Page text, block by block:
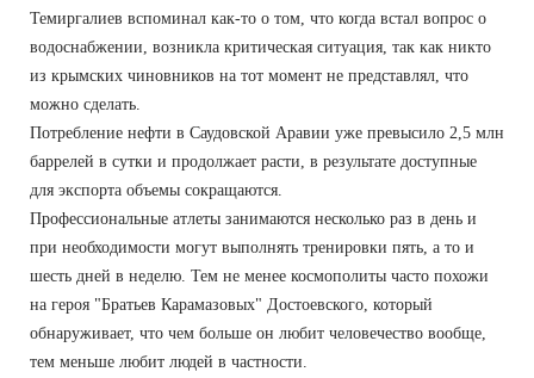
Темиргалиев вспоминал как-то о том, что когда встал вопрос о
водоснабжении, возникла критическая ситуация, так как никто
из крымских чиновников на тот момент не представлял, что
можно сделать.
Потребление нефти в Саудовской Аравии уже превысило 2,5 млн
баррелей в сутки и продолжает расти, в результате доступные
для экспорта объемы сокращаются.
Профессиональные атлеты занимаются несколько раз в день и
при необходимости могут выполнять тренировки пять, а то и
шесть дней в неделю. Тем не менее космополиты часто похожи
на героя "Братьев Карамазовых" Достоевского, который
обнаруживает, что чем больше он любит человечество вообще,
тем меньше любит людей в частности.